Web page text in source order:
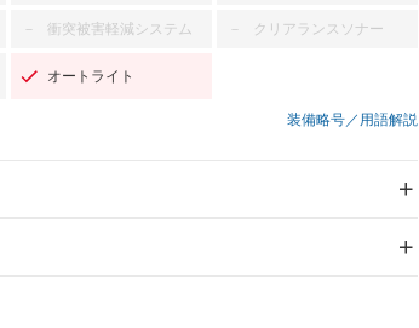
－ 衝突被害軽減システム － クリアランスソナー
オートライト
装備略号／用語解説